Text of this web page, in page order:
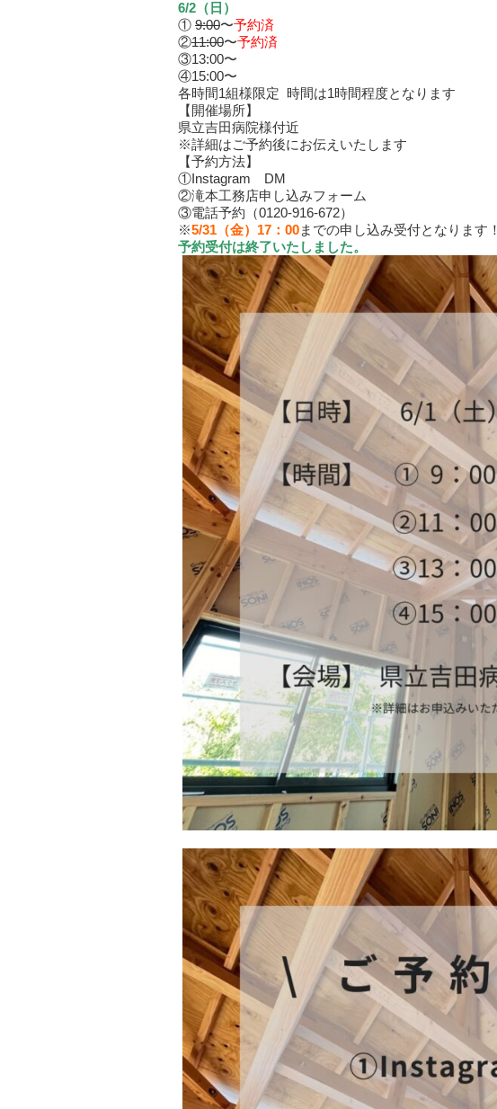
6/2（日）
① 9:00〜予約済
②11:00〜予約済
③13:00〜
④15:00〜
各時間1組様限定 時間は1時間程度となります
【開催場所】
県立吉田病院様付近
※詳細はご予約後にお伝えいたします
【予約方法】
①Instagram DM
②滝本工務店申し込みフォーム
③電話予約（0120-916-672）
※5/31（金）17：00までの申し込み受付となります！
予約受付は終了いたしました。